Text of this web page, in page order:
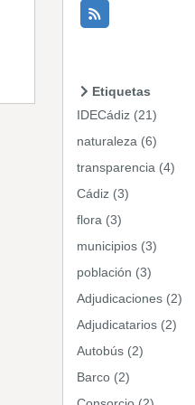
Etiquetas
IDECádiz (21)
naturaleza (6)
transparencia (4)
Cádiz (3)
flora (3)
municipios (3)
población (3)
Adjudicaciones (2)
Adjudicatarios (2)
Autobús (2)
Barco (2)